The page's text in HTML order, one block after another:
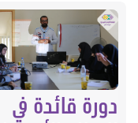
دورة قائدة في